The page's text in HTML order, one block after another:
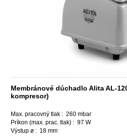
Membránové dúchadlo Alita AL-
kompresor)
Max. pracovný tlak : 260 mbar
Príkon (max. prac. tlak) : 97 W
Výstup ø : 18 mm